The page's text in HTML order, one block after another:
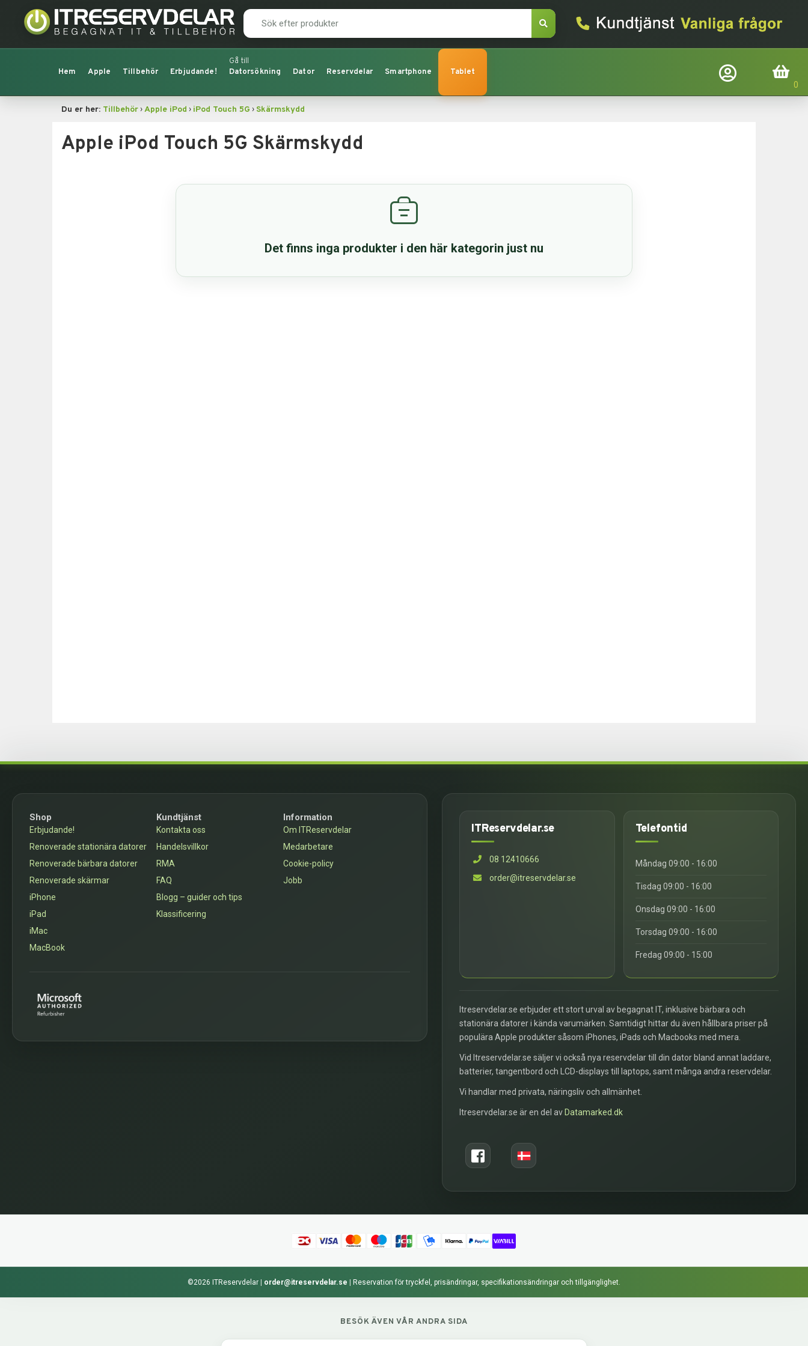
Företagslogin
Login
Inköpskorg
Hem Apple Tillbehör Erbjudande! Datorsökning Dator Reservdelar Smartphone Tablet
Du er her: Tillbehör›Apple iPod › iPod Touch 5G ›Skärmskydd
Apple iPod Touch 5G Skärmskydd
Det finns inga produkter i den här kategorin just nu
Shop
Erbjudande!
Renoverade stationära datorer
Renoverade bärbara datorer
Renoverade skärmar
iPhone
iPad
iMac
MacBook
Kundtjänst
Kontakta oss
Handelsvillkor
RMA
FAQ
Blogg – guider och tips
Klassificering
Information
Om ITReservdelar
Medarbetare
Cookie-policy
Jobb
ITReservdelar.se
08 12410666
order@itreservdelar.se
Telefontid
Måndag 09:00 - 16:00
Tisdag 09:00 - 16:00
Onsdag 09:00 - 16:00
Torsdag 09:00 - 16:00
Fredag 09:00 - 15:00
Itreservdelar.se erbjuder ett stort urval av begagnat IT, inklusive bärbara och
stationära datorer i kända varumärken. Samtidigt hittar du även hållbara priser på
populära Apple produkter såsom iPhones, iPads och Macbooks med mera.
Vid Itreservdelar.se säljer vi också nya reservdelar till din dator bland annat laddare,
batterier, tangentbord och LCD-displays till laptops, samt många andra reservdelar.
Vi handlar med privata, näringsliv och allmänhet.
Itreservdelar.se är en del av Datamarked.dk
©2026 ITReservdelar order@itreservdelar.se Reservation för tryckfel, prisändringar, specifikationsändringar och tillgänglighet.
BESÖK ÄVEN VÅR ANDRA SIDA